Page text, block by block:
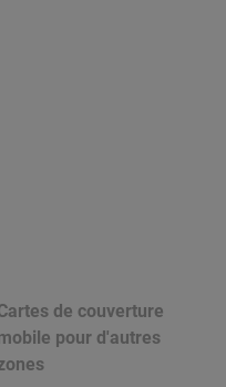
de couverture
pour d'autres